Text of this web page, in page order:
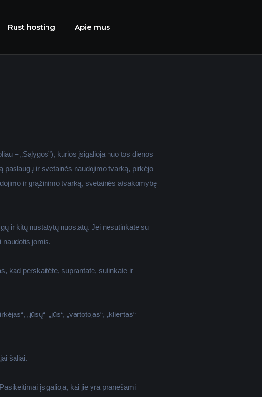
Rust hosting Apie mus
– „Sąlygos”), kurios įsigalioja nuo tos dienos,
paslaugų ir svetainės naudojimo tvarką, pirkėjo
ir grąžinimo tvarką, svetainės atsakomybę
ir kitų nustatytų nuostatų. Jei nesutinkate su
naudotis jomis.
kad perskaitėte, suprantate, sutinkate ir
„jūsų“, „jūs“, „vartotojas“, „klientas“
šaliai.
įsigalioja, kai jie yra pranešami